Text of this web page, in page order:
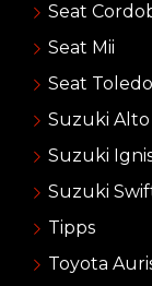
Seat
Seat Mii
Seat Toledo
Suzuki Alto
Suzuki
Suzuki
Tipps
Toyota